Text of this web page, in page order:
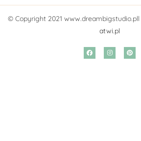
© Copyright 2021
atwi.pl